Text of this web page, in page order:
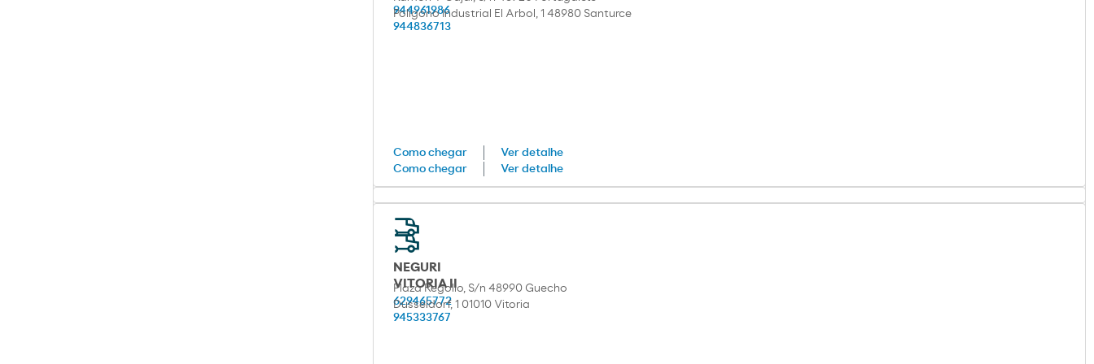
944961986
Como chegar Ver detalhe
NEGURI
Plaza Regollo, S/n 48990 Guecho
629465772
Poligono Industrial El Arbol, 1 48980 Santurce
944836713
Como chegar Ver detalhe
VITORIA II
Dusseldorf, 1 01010 Vitoria
945333767